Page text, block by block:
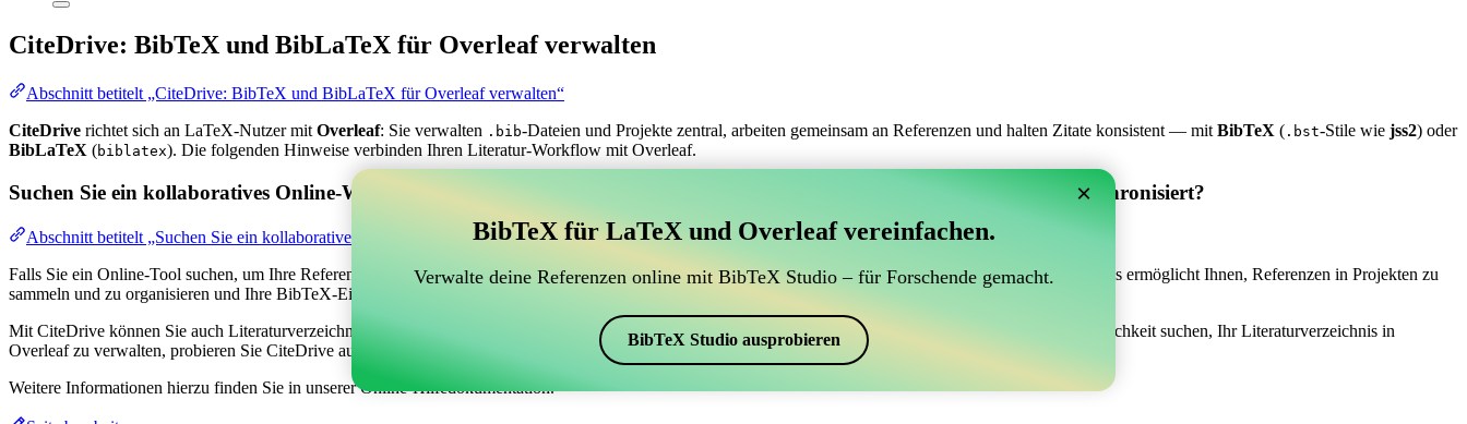
CiteDrive: BibTeX und BibLaTeX für Overleaf verwalten
Abschnitt betitelt „CiteDrive: BibTeX und BibLaTeX für Overleaf verwalten“
CiteDrive richtet sich an LaTeX-Nutzer mit Overleaf: Sie verwalten .bib-Dateien und Projekte zentral, arbeiten gemeinsam an Referenzen und halten Zitate konsistent — mit BibTeX ( .bst-Stile wie jss2) oder
BibLaTeX (biblatex). Die folgenden Hinweise verbinden Ihren Literatur-Workflow mit Overleaf.
Suchen Sie ein kollaboratives Online-Werkzeug zur Verwaltung Ihrer BibTeX-Literaturangaben, das sich mit Overleaf synchronisiert?
Abschnitt betitelt „Suchen Sie ein kollaboratives Online-Werkzeug zur Verwaltung Ihrer BibTeX-Literaturangaben, das sich mit Overleaf synchronisiert?“
Falls Sie ein Online-Tool suchen, um Ihre Referenzen, Zitate und das Literaturverzeichnis in Overleaf zu verwalten, könnte CiteDrive genau das Richtige sein! Es ermöglicht Ihnen, Referenzen in Projekten zu
sammeln und zu organisieren und Ihre BibTeX-Einträge in Ihrem Overleaf-Projekt aktuell zu halten.
Mit CiteDrive können Sie auch Literaturverzeichnisse und Zitate in verschiedenen Stilen, einschließlich jss2, erstellen. Wenn Sie also nach einer einfachen Möglichkeit suchen, Ihr Literaturverzeichnis in
Overleaf zu verwalten, probieren Sie CiteDrive aus!
Weitere Informationen hierzu finden Sie in unserer Online-Hilfedokumentation.
×
BibTeX für LaTeX und Overleaf vereinfachen.
Verwalte deine Referenzen online mit BibTeX Studio – für Forschende gemacht.
BibTeX Studio ausprobieren